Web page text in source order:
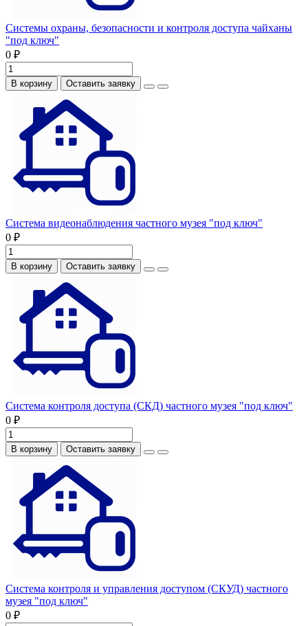
Системы охраны, безопасности и контроля доступа чайханы
"под ключ"
0 ₽
В корзину Оставить заявку
Система видеонаблюдения частного музея "под ключ"
0 ₽
В корзину Оставить заявку
Система контроля доступа (СКД) частного музея "под ключ"
0 ₽
В корзину Оставить заявку
Система контроля и управления доступом (СКУД) частного
музея "под ключ"
0 ₽